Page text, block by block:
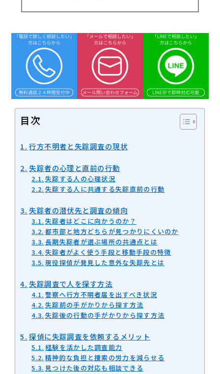
目次
行方不明者と失踪調査の現状
失踪者の心理と直前の行動
失踪する人の心理状況
失踪する人に共通する失踪直前の行動
失踪者の潜伏先と調査の傾向
失踪者はどこに向かうのか？
都市部と地方どちらが見つかりにくいのか
長期失踪者が選ぶ場所の共通点とは
失踪者がよく使う手段と移動手段の特徴
現役探偵が発見した意外な失踪先とは
失踪調査で人を探す方法
警察へ行方不明者届を出すべき状況
失踪前の手がかりから探す方法
失踪後の行動の手がかりから探す方法
探偵に失踪調査を依頼するメリット
経験を活かした調査能力
精神的な負担と捜索の労力を減らせる
見つけた後の対応も相談できる